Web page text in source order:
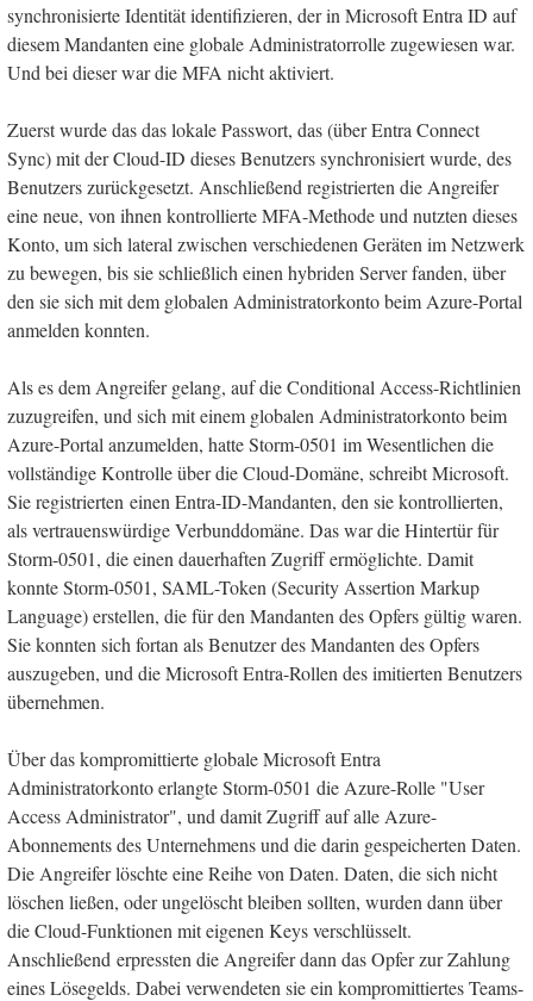
synchronisierte Identität identifizieren, der in Microsoft Entra ID auf
diesem Mandanten eine globale Administratorrolle zugewiesen war.
Und bei dieser war die MFA nicht aktiviert.
Zuerst wurde das das lokale Passwort, das (über Entra Connect
Sync) mit der Cloud-ID dieses Benutzers synchronisiert wurde, des
Benutzers zurückgesetzt. Anschließend registrierten die Angreifer
eine neue, von ihnen kontrollierte MFA-Methode und nutzten dieses
Konto, um sich lateral zwischen verschiedenen Geräten im Netzwerk
zu bewegen, bis sie schließlich einen hybriden Server fanden, über
den sie sich mit dem globalen Administratorkonto beim Azure-Portal
anmelden konnten.
Als es dem Angreifer gelang, auf die Conditional Access-Richtlinien
zuzugreifen, und sich mit einem globalen Administratorkonto beim
Azure-Portal anzumelden, hatte Storm-0501 im Wesentlichen die
vollständige Kontrolle über die Cloud-Domäne, schreibt Microsoft.
Sie registrierten einen Entra-ID-Mandanten, den sie kontrollierten,
als vertrauenswürdige Verbunddomäne. Das war die Hintertür für
Storm-0501, die einen dauerhaften Zugriff ermöglichte. Damit
konnte Storm-0501, SAML-Token (Security Assertion Markup
Language) erstellen, die für den Mandanten des Opfers gültig waren.
Sie konnten sich fortan als Benutzer des Mandanten des Opfers
auszugeben, und die Microsoft Entra-Rollen des imitierten Benutzers
übernehmen.
Über das kompromittierte globale Microsoft Entra
Administratorkonto erlangte Storm-0501 die Azure-Rolle "User
Access Administrator", und damit Zugriff auf alle Azure-
Abonnements des Unternehmens und die darin gespeicherten Daten.
Die Angreifer löschte eine Reihe von Daten. Daten, die sich nicht
löschen ließen, oder ungelöscht bleiben sollten, wurden dann über
die Cloud-Funktionen mit eigenen Keys verschlüsselt.
Anschließend erpressten die Angreifer dann das Opfer zur Zahlung
eines Lösegelds. Dabei verwendeten sie ein kompromittiertes Teams-